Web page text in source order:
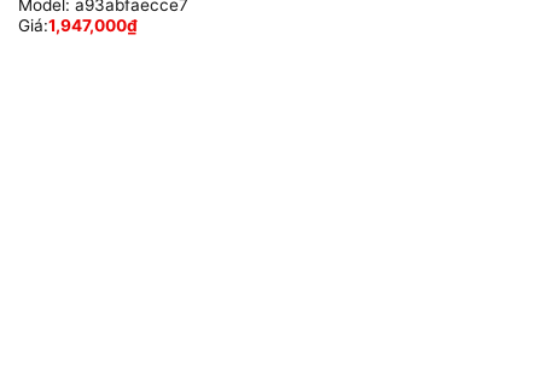
Model: a93abfaecce7
Giá:1,947,000₫